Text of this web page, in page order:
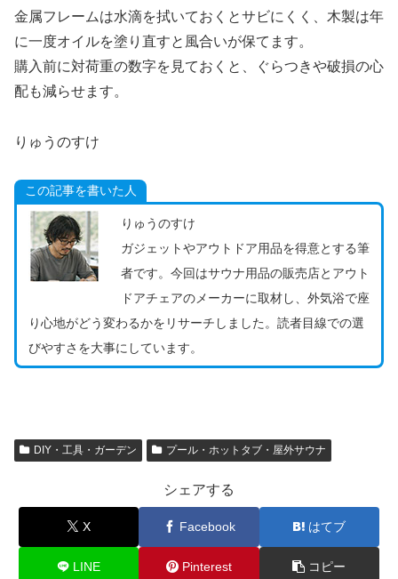
金属フレームは水滴を拭いておくとサビにくく、木製は年
に一度オイルを塗り直すと風合いが保てます。
購入前に対荷重の数字を見ておくと、ぐらつきや破損の心
配も減らせます。
りゅうのすけ
この記事を書いた人
りゅうのすけ
ガジェットやアウトドア用品を得意とする筆
者です。今回はサウナ用品の販売店とアウト
ドアチェアのメーカーに取材し、外気浴で座
り心地がどう変わるかをリサーチしました。読者目線での選
びやすさを大事にしています。
DIY・工具・ガーデン プール・ホットタブ・屋外サウナ
シェアする
X Facebook はてブ
LINE Pinterest コピー